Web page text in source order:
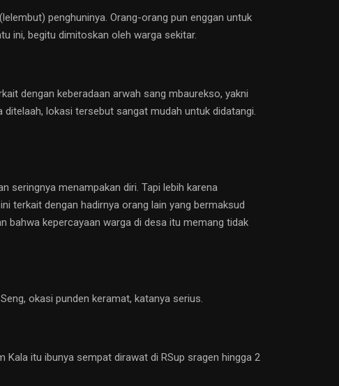
penghuninya. Orang-orang pun enggan untuk
ini, begitu dimitoskan oleh warga sekitar.
dengan keberadaan arwah sang mbaurekso, yakni
lokasi tersebut sangat mudah untuk didatangi.
seringnya menampakan diri. Tapi lebih karena
terkait dengan hadirnya orang lain yang bermaksud
bahwa kepercayaan warga di desa itu memang tidak
okasi punden keramat, katanya serius.
itu ibunya sempat dirawat di RSup sragen hingga 2